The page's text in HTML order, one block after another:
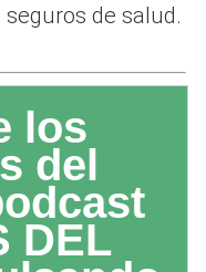
de salud.
los
del
DEL